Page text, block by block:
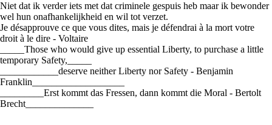
Niet dat ik verder iets met dat criminele gespuis heb maar ik bewonder
wel hun onafhankelijkheid en wil tot verzet.
Je désapprouve ce que vous dites, mais je défendrai à la mort votre
droit à le dire - Voltaire
_____Those who would give up essential Liberty, to purchase a little
temporary Safety,_____
____________deserve neither Liberty nor Safety - Benjamin
Franklin___________________
_________Erst kommt das Fressen, dann kommt die Moral - Bertolt
Brecht______________